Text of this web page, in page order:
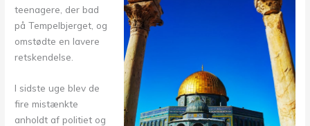
teenagere, der bad
på Tempelbjerget, og
omstødte en lavere
retskendelse.
I sidste uge blev de
fire mistænkte
anholdt af politiet og